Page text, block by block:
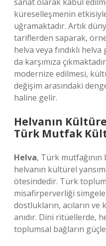
küreselleşmenin
uğramaktadır. Artık
tariflerden saparak,
helva veya fındıklı
da karşımıza
modernize edilmesi,
değişim arasındaki
haline gelir.
Helvanın
Türk Mutfak
Helva, Türk
helvanın kültürel
ötesindedir. Türk
misafirperverliği
dostlukların, acıların ve
anıdır. Dini ritüellerde,
toplumsal bağların